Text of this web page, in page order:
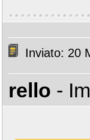
Inviato: 20
rello -